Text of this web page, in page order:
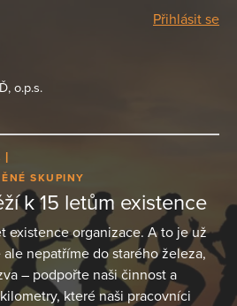
Přihlásit se
o.p.s.
SKUPINY
k 15 letům existence
existence organizace. A to je už
nepatříme do starého železa,
– podpořte naši činnost a
které naši pracovníci